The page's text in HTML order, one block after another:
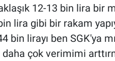
12-13 bin lira bir
lira gibi bir rakam
bin lirayı ben SGK'ya
çok verimimi